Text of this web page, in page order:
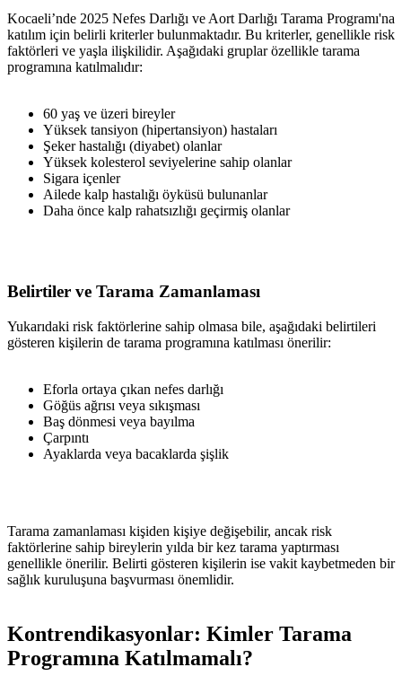
Kocaeli’nde 2025 Nefes Darlığı ve Aort Darlığı Tarama Programı'na
katılım için belirli kriterler bulunmaktadır. Bu kriterler, genellikle risk
faktörleri ve yaşla ilişkilidir. Aşağıdaki gruplar özellikle tarama
programına katılmalıdır:
60 yaş ve üzeri bireyler
Yüksek tansiyon (hipertansiyon) hastaları
Şeker hastalığı (diyabet) olanlar
Yüksek kolesterol seviyelerine sahip olanlar
Sigara içenler
Ailede kalp hastalığı öyküsü bulunanlar
Daha önce kalp rahatsızlığı geçirmiş olanlar
Belirtiler ve Tarama Zamanlaması
Yukarıdaki risk faktörlerine sahip olmasa bile, aşağıdaki belirtileri
gösteren kişilerin de tarama programına katılması önerilir:
Eforla ortaya çıkan nefes darlığı
Göğüs ağrısı veya sıkışması
Baş dönmesi veya bayılma
Çarpıntı
Ayaklarda veya bacaklarda şişlik
Tarama zamanlaması kişiden kişiye değişebilir, ancak risk
faktörlerine sahip bireylerin yılda bir kez tarama yaptırması
genellikle önerilir. Belirti gösteren kişilerin ise vakit kaybetmeden bir
sağlık kuruluşuna başvurması önemlidir.
Kontrendikasyonlar: Kimler Tarama
Programına Katılmamalı?